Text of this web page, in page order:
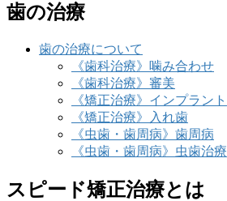
歯の治療
歯の治療について
《歯科治療》噛み合わせ
《歯科治療》審美
《矯正治療》インプラント
《矯正治療》入れ歯
《虫歯・歯周病》歯周病
《虫歯・歯周病》虫歯治療
スピード矯正治療とは